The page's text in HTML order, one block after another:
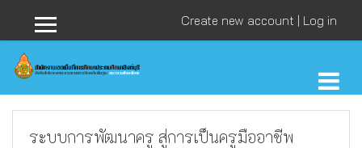
Side panel Create new account | Log in
ระบบการพัฒนาครู สู่การเป็นครูมืออาชีพ